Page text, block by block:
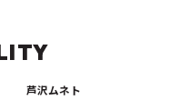
芦沢ムネト